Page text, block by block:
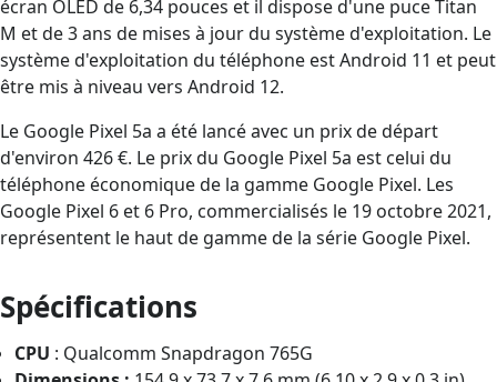
écran OLED de 6,34 pouces et il dispose d'une puce Titan
M et de 3 ans de mises à jour du système d'exploitation. Le
système d'exploitation du téléphone est Android 11 et peut
être mis à niveau vers Android 12.
Le Google Pixel 5a a été lancé avec un prix de départ
d'environ 426 €. Le prix du Google Pixel 5a est celui du
téléphone économique de la gamme Google Pixel. Les
Google Pixel 6 et 6 Pro, commercialisés le 19 octobre 2021,
représentent le haut de gamme de la série Google Pixel.
Spécifications
CPU : Qualcomm Snapdragon 765G